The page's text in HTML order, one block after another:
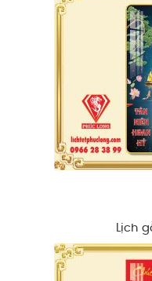
Lịch